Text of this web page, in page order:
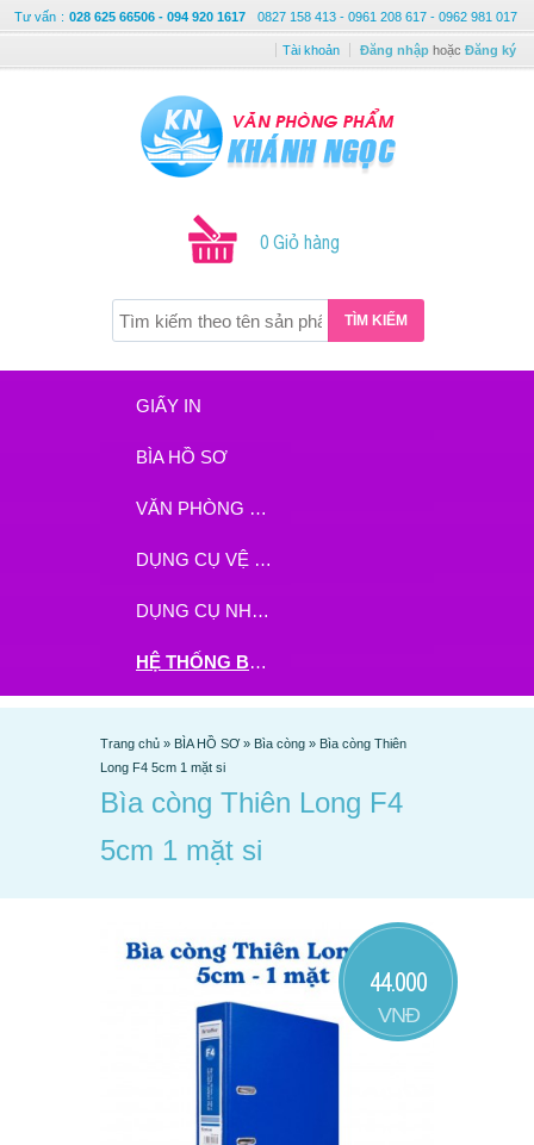
Tư vấn : 028 625 66506 - 094 920 1617 0827 158 413 - 0961 208 617 - 0962 981 017
Tài khoản Đăng nhập hoặc Đăng ký
0 Giỏ hàng
TÌM KIẾM
GIẤY IN
BÌA HỒ SƠ
VĂN PHÒNG PHẨM
DỤNG CỤ VỆ SINH
DỤNG CỤ NHÀ BẾP
HỆ THỐNG BHX - TGDĐ ĐẶT HÀNG TẠI ĐÂY
Trang chủ » BÌA HỒ SƠ » Bìa còng » Bìa còng Thiên
Long F4 5cm 1 mặt si
Bìa còng Thiên Long F4
5cm 1 mặt si
44.000
VNĐ